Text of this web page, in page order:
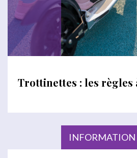
Trottinettes : les règles
INFORMATION